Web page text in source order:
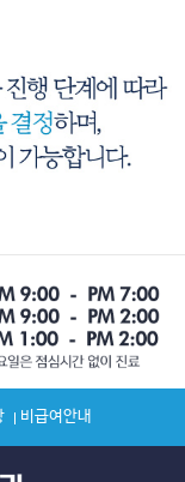
비급여안내